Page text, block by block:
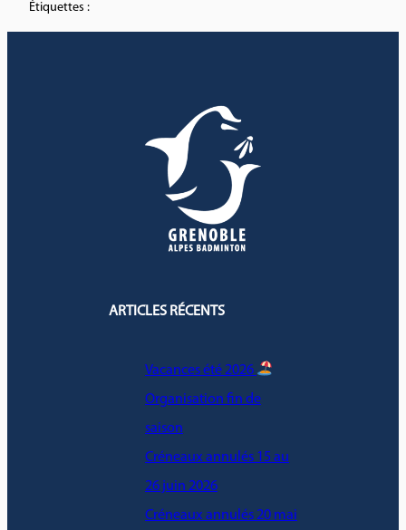
Étiquettes :
ARTICLES RÉCENTS
Vacances été 2026
Organisation fin de
saison
Créneaux annulés 15 au
26 juin 2026
Créneaux annulés 20 mai